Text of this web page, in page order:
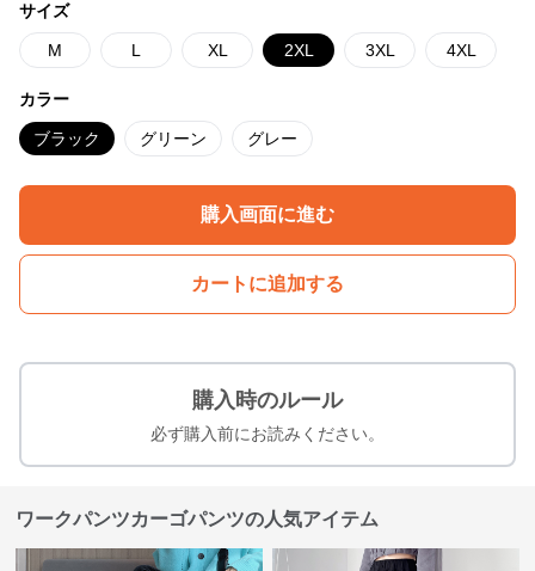
サイズ
M L XL 2XL 3XL 4XL
カラー
ブラック グリーン グレー
購入画面に進む
カートに追加する
購入時のルール
必ず購入前にお読みください。
ワークパンツカーゴパンツの人気アイテム